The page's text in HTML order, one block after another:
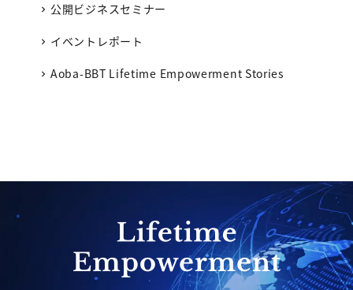
公開ビジネスセミナー
イベントレポート
Aoba-BBT Lifetime Empowerment Stories